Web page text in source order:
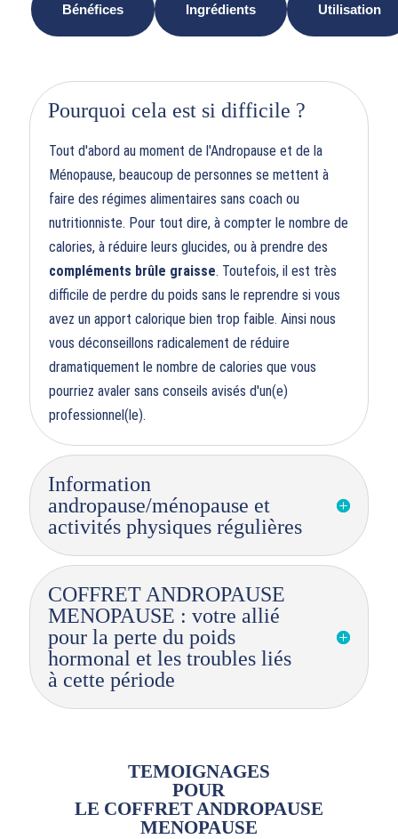
Bénéfices Ingrédients Utilisation
Pourquoi cela est si difficile ?
Tout d'abord au moment de l'Andropause et de la
Ménopause, beaucoup de personnes se mettent à
faire des régimes alimentaires sans coach ou
nutritionniste. Pour tout dire, à compter le nombre de
calories, à réduire leurs glucides, ou à prendre des
compléments brûle graisse. Toutefois, il est très
difficile de perdre du poids sans le reprendre si vous
avez un apport calorique bien trop faible. Ainsi nous
vous déconseillons radicalement de réduire
dramatiquement le nombre de calories que vous
pourriez avaler sans conseils avisés d'un(e)
professionnel(le).
Information
andropause/ménopause et
activités physiques régulières
COFFRET ANDROPAUSE
MENOPAUSE : votre allié
pour la perte du poids
hormonal et les troubles liés
à cette période
TEMOIGNAGES
POUR
LE COFFRET ANDROPAUSE
MENOPAUSE